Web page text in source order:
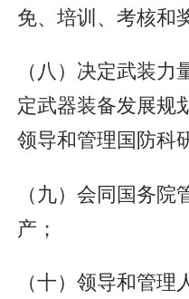
免、培训、考核和
（八）决定武装
定武器装备发展规
领导和管理国防科
（九）会同国务
产；
（十）领导和管